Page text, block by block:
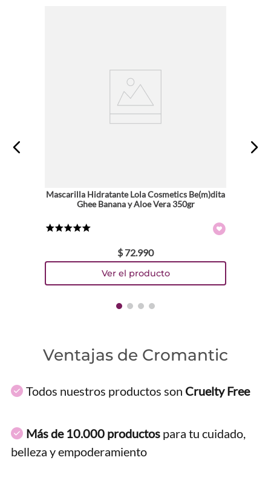
Mascarilla Hidratante Lola Cosmetics Be(m)dita
Ghee Banana y Aloe Vera 350gr
$ 72.990
Ventajas de Cromantic
Todos nuestros productos son Cruelty Free
Más de 10.000 productos para tu cuidado,
belleza y empoderamiento